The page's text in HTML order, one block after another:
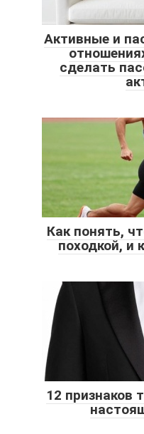
Активные и
сделать
Как понять,
походкой, и
12 признаков